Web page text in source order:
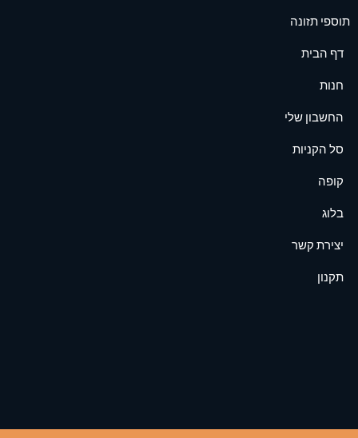
תוספי תזונה
דף הבית
חנות
החשבון שלי
סל הקניות
קופה
בלוג
יצירת קשר
תקנון